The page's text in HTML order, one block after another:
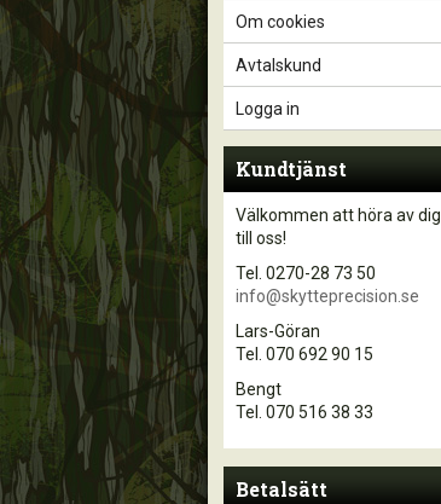
Om cookies
Avtalskund
Logga in
Kundtjänst
Välkommen att höra av dig
till oss!
Tel. 0270-28 73 50
info@skytteprecision.se
Lars-Göran
Tel. 070 692 90 15
Bengt
Tel. 070 516 38 33
Betalsätt